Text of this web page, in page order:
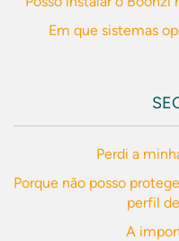
Em que sistemas
Perdi a
Porque não posso
perfil
A